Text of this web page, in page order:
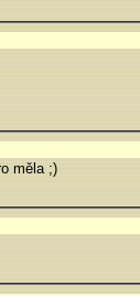
měla ;)